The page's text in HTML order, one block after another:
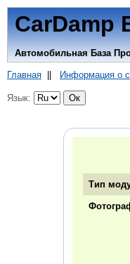
CarDamp
Автомобильная База
Главная|| Информация о
Язык:
Тип